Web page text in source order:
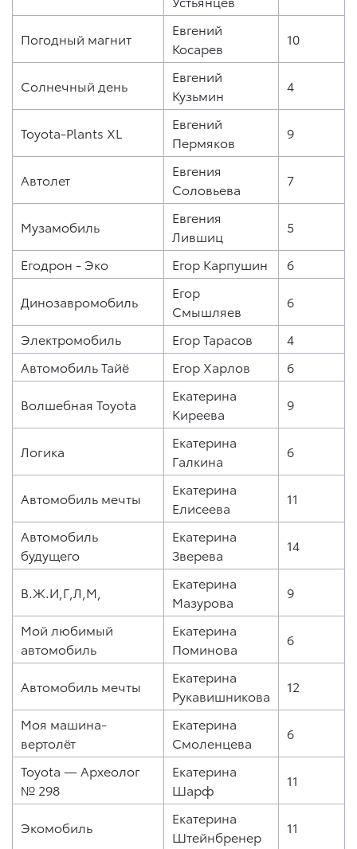
Погодный магнит
Евгений
Косарев
10
Солнечный день
Евгений
Кузьмин
4
Toyota-Plants XL
Евгений
Пермяков
9
Автолет
Евгения
Соловьева
7
Музамобиль
Евгения
Лившиц
5
Егодрон - Эко Егор Карпушин 6
Динозавромобиль
Егор
Смышляев
6
Электромобиль Егор Тарасов
4
Автомобиль Тайё
Егор Харлов 6
Волшебная Toyota
Екатерина
Киреева
9
Логика
Екатерина
Галкина
6
Автомобиль мечты
Екатерина
Елисеева
11
Автомобиль
будущего
Екатерина
Зверева
14
В.Ж.И,Г,Л,М,
Екатерина
Мазурова
9
Мой любимый
автомобиль
Екатерина
Поминова
6
Автомобиль мечты
Екатерина
Рукавишникова
12
Моя машина-
вертолёт
Екатерина
Смоленцева
6
Toyota — Археолог
№ 298
Екатерина
Шарф
11
Экомобиль
Екатерина
Штейнбренер
11